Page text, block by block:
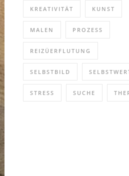
KREATIVITÄT KUNST
MALEN PROZESS
REIZÜERFLUTUNG
SELBSTBILD
STRESS SUCHE